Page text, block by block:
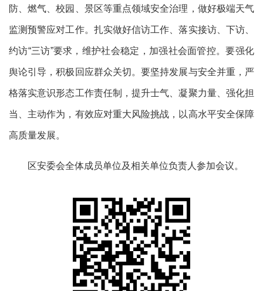
防、燃气、校园、景区等重点领域安全治理，做好极端天气
监测预警应对工作。扎实做好信访工作、落实接访、下访、
约访“三访”要求，维护社会稳定，加强社会面管控。要强化
舆论引导，积极回应群众关切。要坚持发展与安全并重，严
格落实意识形态工作责任制，提升士气、凝聚力量、强化担
当、主动作为，有效应对重大风险挑战，以高水平安全保障
高质量发展。
区安委会全体成员单位及相关单位负责人参加会议。